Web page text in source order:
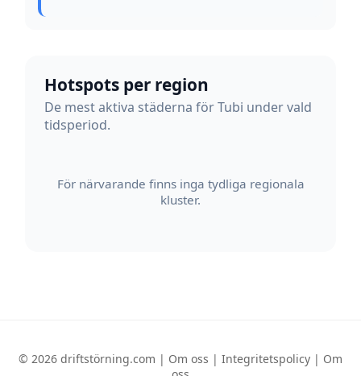
Hotspots per region
De mest aktiva städerna för Tubi under vald
tidsperiod.
För närvarande finns inga tydliga regionala
kluster.
© 2026 driftstörning.com | Om oss | Integritetspolicy | Om